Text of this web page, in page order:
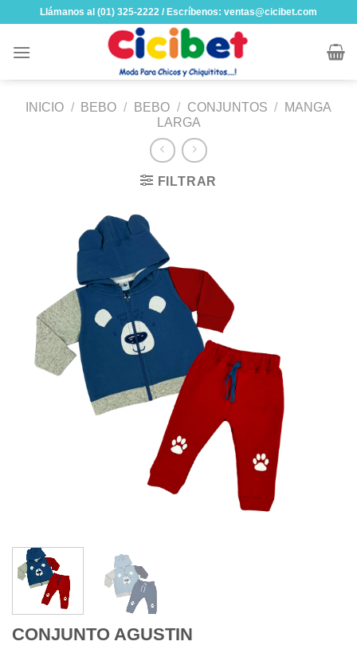
content
Llámanos al (01) 325-2222 / Escríbenos: ventas@cicibet.com
INICIO / BEBO / BEBO / CONJUNTOS /
MANGA
LARGA
FILTRAR
CONJUNTO AGUSTIN